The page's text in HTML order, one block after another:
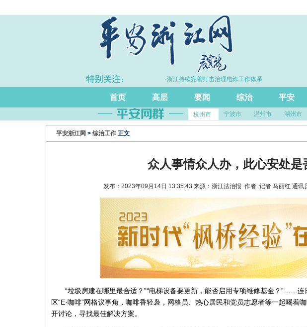
·浙江持续完善打击治理电诈工作体系 ·拦
首页 高层 要闻 综治 平安
杭州市 宁波市 温州市 湖州市
平安浙江网 > 综治工作 正文
众人事情众人办，此心安处是
发布：2023年09月14日 13:35:43 来源：浙江法治报 作者: 记者 马丽红 通讯
“垃圾房建在哪里最合适？”“电梯设备要更新，能否启用专项维修基金？”……连
区“E·咖啡”网格议事角，咖啡香轻袅，网格员、热心居民和党员志愿者等一起喝着
开讨论，寻找最佳解决方案。